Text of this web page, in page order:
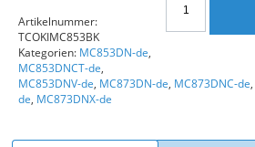
45862840
Toner
Kompatibel
Artikelnummer:
TCOKIMC853BK
Kategorien: MC853DN-de,
MC853DNCT-de,
MC853DNV-de, MC873DN-de, MC873DNC-de,
de, MC873DNX-de